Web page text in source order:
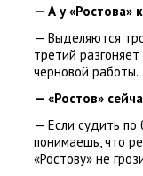
— А у «Ростова»
— Выделяются
третий
черновой работы.
— «Ростов»
— Если судить по
понимаешь, что
«Ростову» не